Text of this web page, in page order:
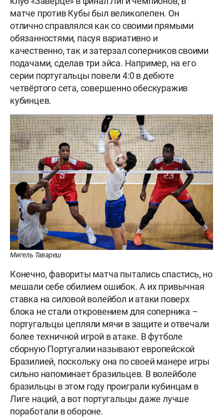
матче против Кубы был великолепен. Он
отлично справлялся как со своими прямыми
обязанностями, пасуя вариативно и
качественно, так и затерзал соперников своими
подачами, сделав три эйса. Например, на его
серии португальцы повели 4:0 в дебюте
четвёртого сета, совершенно обескуражив
кубинцев.
Мигель Тавареш
Конечно, фавориты матча пытались спастись, но
мешали себе обилием ошибок. А их привычная
ставка на силовой волейбол и атаки поверх
блока не стали откровением для соперника –
португальцы цепляли мячи в защите и отвечали
более техничной игрой в атаке. В футболе
сборную Португалии называют европейской
Бразилией, поскольку она по своей манере игры
сильно напоминает бразильцев. В волейболе
бразильцы в этом году проиграли кубинцам в
Лиге наций, а вот португальцы даже лучше
поработали в обороне.